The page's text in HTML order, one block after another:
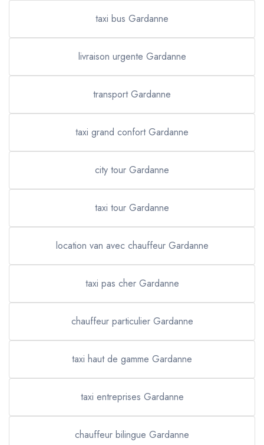
taxi bus Gardanne
livraison urgente Gardanne
transport Gardanne
taxi grand confort Gardanne
city tour Gardanne
taxi tour Gardanne
location van avec chauffeur Gardanne
taxi pas cher Gardanne
chauffeur particulier Gardanne
taxi haut de gamme Gardanne
taxi entreprises Gardanne
chauffeur bilingue Gardanne